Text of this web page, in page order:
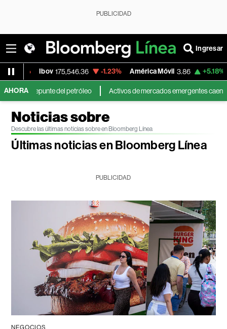
PUBLICIDAD
Ingresar
175,546.36 -1.23% América Móvil 3.86 +5.18% MercadoLibre
AHORA
del petróleo Activos de mercados emergentes caen por temor a que
Noticias sobre
Descubre las últimas noticias sobre en Bloomberg Línea
Últimas noticias en Bloomberg Línea
PUBLICIDAD